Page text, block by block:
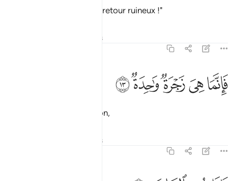
Ils disent: "ce sera alors un retour ruineux !"
Réflexions
فانما هي زجرة واحدة ١٣
فَإِنَّمَا هِىَ زَجْرَةٌۭ وَٰحِدَةٌۭ ١٣
ﳀﳁﳂﳃﳄ
Il n’y aura qu’une sommation,
Réflexions
فاذا هم بالساهرة ١٤